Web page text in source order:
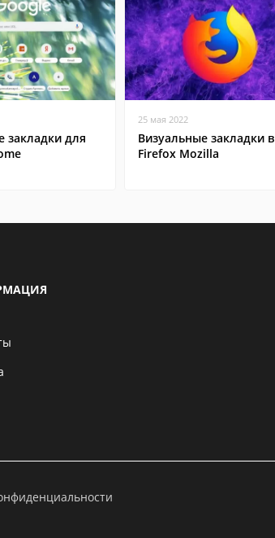
закладки для
25 мая 2022
Визуальные закладки в
Firefox Mozilla